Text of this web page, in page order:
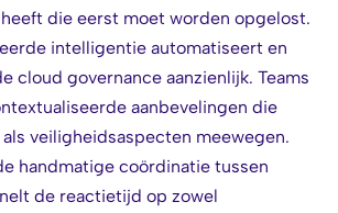
die eerst moet worden opgelost.
intelligentie automatiseert en
cloud governance aanzienlijk. Teams
aanbevelingen die
veiligheidsaspecten meewegen.
handmatige coördinatie tussen
de reactietijd op zowel